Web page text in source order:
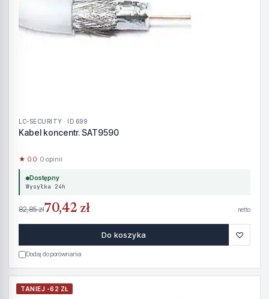
LC-SECURITY · ID 699
Kabel koncentr. SAT9590
★ 0.0· 0 opinii
Dostępny
Wysyłka 24h
82,85 zł70,42 zł netto
Do koszyka ♡
Dodaj do porównania
TANIEJ -62 ZŁ